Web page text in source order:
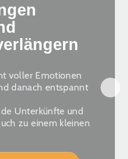
voller Emotionen
danach entspannt
Unterkünfte und
zu einem kleinen